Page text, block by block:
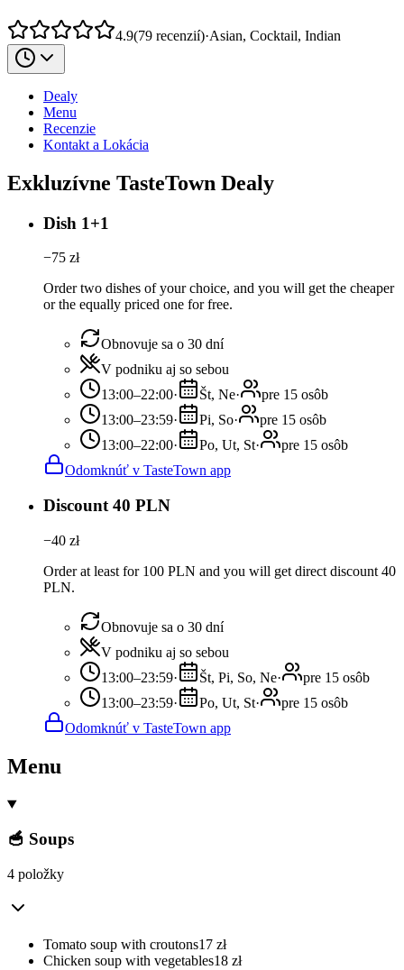
4.9(79 recenzií)·Asian, Cocktail, Indian
Dealy
Menu
Recenzie
Kontakt a Lokácia
Exkluzívne TasteTown Dealy
Dish 1+1
−75 zł
Order two dishes of your choice, and you will get the cheaper
or the equally priced one for free.
Obnovuje sa o 30 dní
V podniku aj so sebou
13:00–22:00· Št, Ne·
pre 15 osôb
13:00–23:59· Pi, So·
pre 15 osôb
13:00–22:00· Po, Ut, St·
pre 15 osôb
Odomknúť v TasteTown app
Discount 40 PLN
−40 zł
Order at least for 100 PLN and you will get direct discount 40
PLN.
Obnovuje sa o 30 dní
V podniku aj so sebou
13:00–23:59· Št, Pi, So, Ne·
pre 15 osôb
13:00–23:59· Po, Ut, St·
pre 15 osôb
Odomknúť v TasteTown app
Menu
🥣 Soups
4 položky
Tomato soup with croutons17 zł
Chicken soup with vegetables18 zł